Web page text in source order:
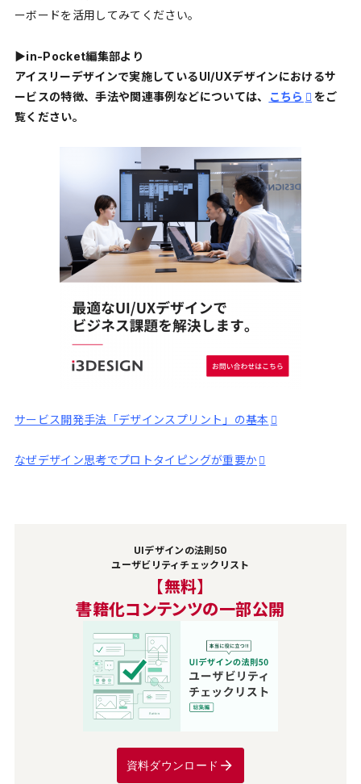
ーボードを活用してみてください。
▶︎in-Pocket編集部より
アイスリーデザインで実施しているUI/UXデザインにおけるサ
ービスの特徴、手法や関連事例などについては、
こちら
をご
覧ください。
サービス開発手法「デザインスプリント」の基本
なぜデザイン思考でプロトタイピングが重要か
UIデザインの法則50
ユーザビリティチェックリスト
【無料】
書籍化コンテンツの一部公開
資料ダウンロード